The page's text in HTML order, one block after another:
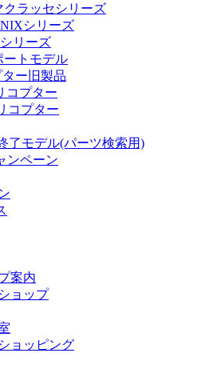
クラッセシリーズ
シリーズ
リーズ
ートモデル
ー旧製品
コプター
コプター
了モデル(パーツ検索用)
ンペーン
案内
ョップ
ョッピング